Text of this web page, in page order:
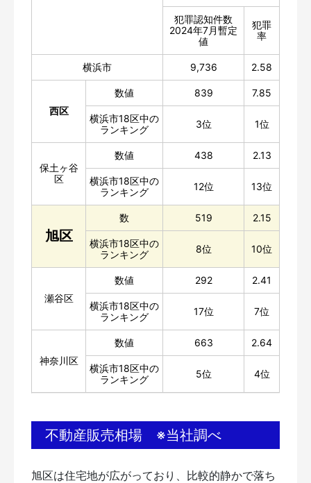
犯罪認知件数
2024年7月暫定
値
犯罪
率
横浜市 9,736 2.58
西区
数値 839 7.85
横浜市18区中の
ランキング
3位 1位
保土ヶ谷
区
数値 438 2.13
横浜市18区中の
ランキング
12位 13位
旭区
数 519 2.15
横浜市18区中の
ランキング
8位 10位
瀬谷区
数値 292 2.41
横浜市18区中の
ランキング
17位 7位
神奈川区
数値 663 2.64
横浜市18区中の
ランキング
5位 4位
不動産販売相場 ※当社調べ
旭区は住宅地が広がっており、比較的静かで落ち